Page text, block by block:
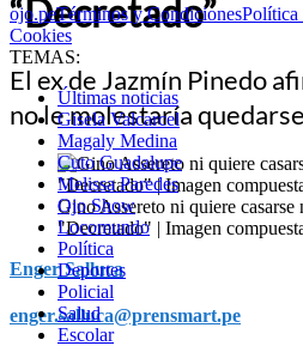
ojo.peTérminos y CondicionesPolítica
Cookies
TEMAS:
Últimas noticias
Gisela Valcarcel
Magaly Medina
Cuto Guadalupe
Melissa Paredes
Ojo Show
Locomundo
Política
Deportes
Policial
Salud
Escolar
“Decretado”
El ex de Jazmín Pinedo
no le molestaría
Gino Assereto ni quiere casarse
"Decretado" | Imagen
Enger Salluca
enger.salluca@prensmart.pe